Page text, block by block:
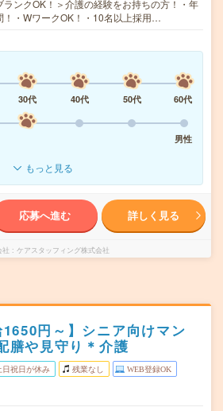
ランクOK！＞介護の経験をお持ちの方！・年
！・WワークOK！・10名以上採用…
30代 40代 50代
60代
男性
もっと見る
応募へ進む 詳しく見る
ケアスタッフィング株式会社
1650円～】シニア向けマン
膳や見守り＊介護
日祝日が休み 残業なし WEB登録OK